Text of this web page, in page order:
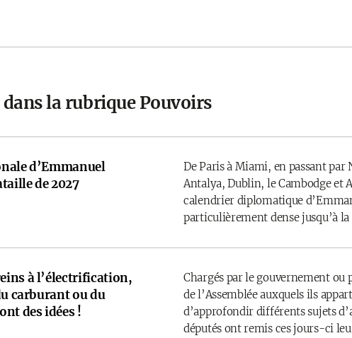
la rubrique Pouvoirs
d’Emmanuel
de 2027
De Paris à Miami, en passant par
Antalya, Dublin, le Cambodge et
calendrier diplomatique
particulièrement dense jusqu’à la
à l’électrification,
carburant ou du
des idées !
Chargés par le gouvernement ou
de l’Assemblée auxquels ils
d’approfondir différents sujets
députés ont remis ces jours-ci